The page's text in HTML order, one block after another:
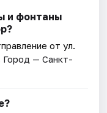
и фонтаны
от ул.
Город — Санкт-